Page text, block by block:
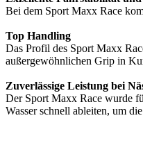
Bei dem Sport Maxx Race
Top Handling
Das Profil des Sport Maxx
außergewöhnlichen Grip in
Zuverlässige Leistung bei
Der Sport Maxx Race wurde
Wasser schnell ableiten, um